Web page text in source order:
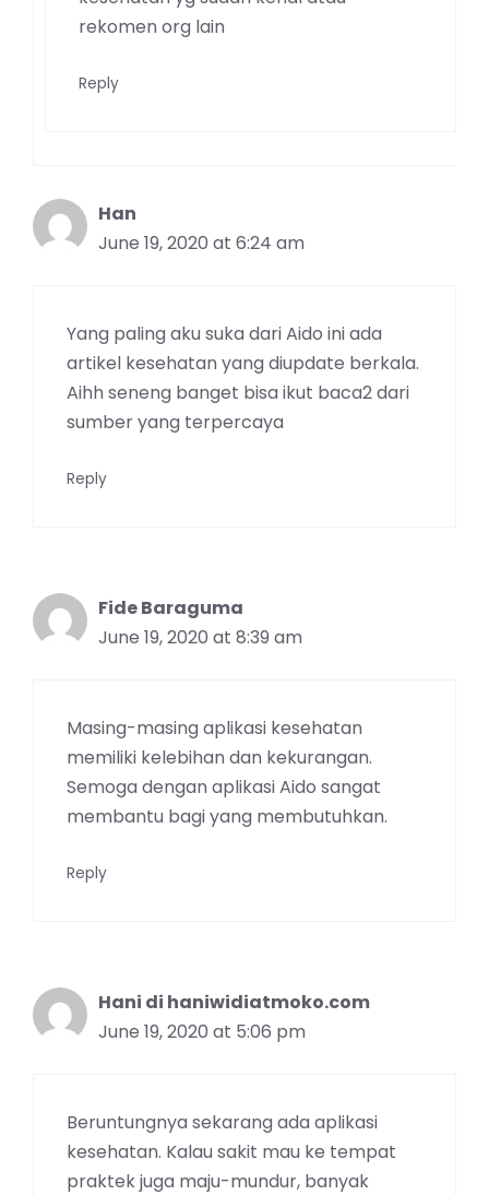
rekomen org lain
Reply
Han
June 19, 2020 at 6:24 am
Yang paling aku suka dari Aido ini ada
artikel kesehatan yang diupdate berkala.
Aihh seneng banget bisa ikut baca2 dari
sumber yang terpercaya
Reply
Fide Baraguma
June 19, 2020 at 8:39 am
Masing-masing aplikasi kesehatan
memiliki kelebihan dan kekurangan.
Semoga dengan aplikasi Aido sangat
membantu bagi yang membutuhkan.
Reply
Hani di haniwidiatmoko.com
June 19, 2020 at 5:06 pm
Beruntungnya sekarang ada aplikasi
kesehatan. Kalau sakit mau ke tempat
praktek juga maju-mundur, banyak